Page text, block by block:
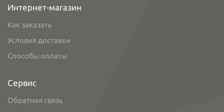
Интернет-магазин
Как заказать
Условия доставки
Способы оплаты
Сервис
Обратная связь